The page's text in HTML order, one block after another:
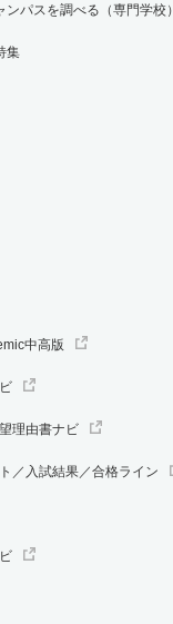
ンパスを調べる（専門学校）
集
中高版
理由書ナビ
／入試結果／合格ライン